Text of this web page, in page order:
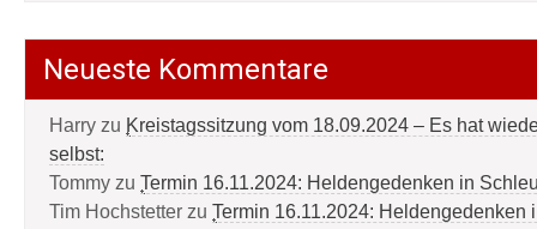
Neueste Kommentare
Harry zu Kreistagssitzung vom 18.09.2024 – Es hat
selbst:
Tommy zu Termin 16.11.2024: Heldengedenken in
Tim Hochstetter zu Termin 16.11.2024: Heldengedenken